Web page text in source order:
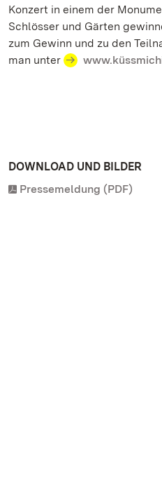
Konzert in einem der
Schlösser und Gärten
zum Gewinn und zu den
man unter
DOWNLOAD UND BILDER
Pressemeldung (PDF)